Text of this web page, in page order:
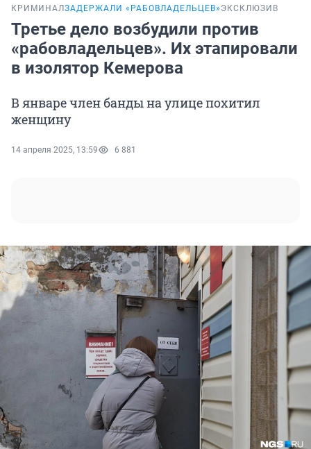
КРИМИНАЛЗАДЕРЖАЛИ «РАБОВЛАДЕЛЬЦЕВ» ЭКСКЛЮЗИВ
Третье дело возбудили против
«рабовладельцев». Их этапировали
в изолятор Кемерова
В январе член банды на улице похитил
женщину
14 апреля 2025, 13:59 6 881